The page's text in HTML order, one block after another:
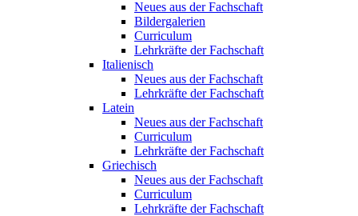
Neues aus der Fachschaft
Bildergalerien
Curriculum
Lehrkräfte der Fachschaft
Italienisch
Neues aus der Fachschaft
Lehrkräfte der Fachschaft
Latein
Neues aus der Fachschaft
Curriculum
Lehrkräfte der Fachschaft
Griechisch
Neues aus der Fachschaft
Curriculum
Lehrkräfte der Fachschaft